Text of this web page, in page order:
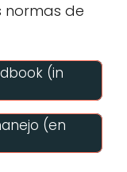
normas de
(in
(en